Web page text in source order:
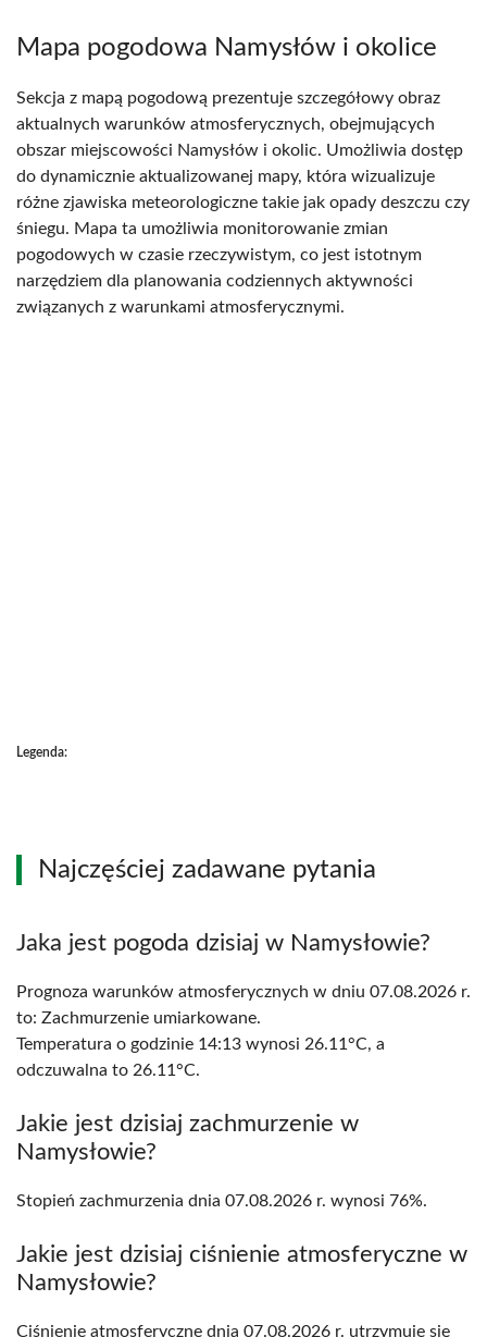
Mapa pogodowa Namysłów i okolice
Sekcja z mapą pogodową prezentuje szczegółowy obraz
aktualnych warunków atmosferycznych, obejmujących
obszar miejscowości Namysłów i okolic. Umożliwia dostęp
do dynamicznie aktualizowanej mapy, która wizualizuje
różne zjawiska meteorologiczne takie jak opady deszczu czy
śniegu. Mapa ta umożliwia monitorowanie zmian
pogodowych w czasie rzeczywistym, co jest istotnym
narzędziem dla planowania codziennych aktywności
związanych z warunkami atmosferycznymi.
Legenda:
Najczęściej zadawane pytania
Jaka jest pogoda dzisiaj w Namysłowie?
Prognoza warunków atmosferycznych w dniu 07.08.2026 r.
to: Zachmurzenie umiarkowane.
Temperatura o godzinie 14:13 wynosi 26.11°C, a
odczuwalna to 26.11°C.
Jakie jest dzisiaj zachmurzenie w
Namysłowie?
Stopień zachmurzenia dnia 07.08.2026 r. wynosi 76%.
Jakie jest dzisiaj ciśnienie atmosferyczne w
Namysłowie?
Ciśnienie atmosferyczne dnia 07.08.2026 r. utrzymuje się